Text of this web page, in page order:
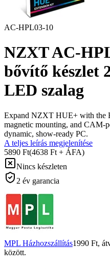
AC-HPL03-10
NZXT AC-
bővítő készlet
LED szalag
Expand NZXT HUE+ with the
magnetic mounting, and CAM-
dynamic, show-ready PC.
A teljes leírás megjelenítése
5890 Ft(4638 Ft + ÁFA)
Nincs készleten
2 év garancia
MPL Házhozszállítás1990 Ft,
között.